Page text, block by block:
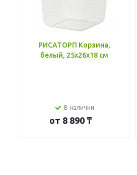
РИСАТОРП Корзина,
белый, 25x26x18 см
В наличии
от 8 890 ₸